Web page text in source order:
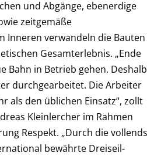
und Abgänge, ebenerdige
zeitgemäße
Inneren verwandeln die Bauten
Gesamterlebnis. „Ende
Bahn in Betrieb gehen. Deshalb
durchgearbeitet. Die Arbeiter
als den üblichen Einsatz“, zollt
Kleinlercher im Rahmen
Respekt. „Durch die vollends
bewährte Dreiseil-